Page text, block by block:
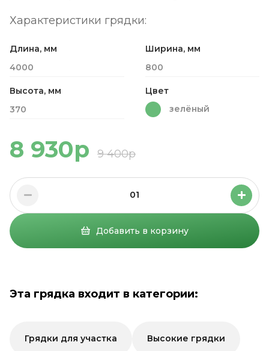
Характеристики грядки:
Длина, мм
4000
Ширина, мм
800
Высота, мм
370
Цвет
зелёный
8 930р 9 400р
01
Добавить в корзину
Эта грядка входит в категории:
Грядки для участка Высокие грядки